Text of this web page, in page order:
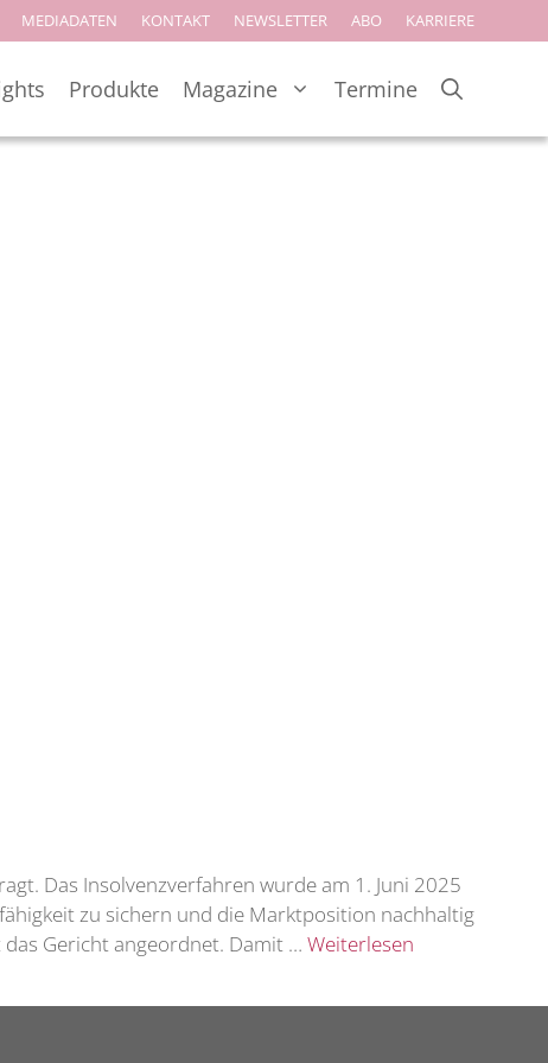
MEDIADATEN KONTAKT NEWSLETTER ABO KARRIERE
Produkte Magazine Termine
Das Insolvenzverfahren wurde am 1. Juni 2025
zu sichern und die Marktposition nachhaltig
Gericht angeordnet. Damit … Weiterlesen